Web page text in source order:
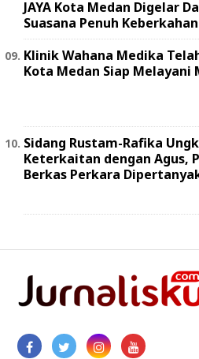
JAYA Kota Medan Digelar
Suasana Penuh Keberkahan
Klinik Wahana Medika
Kota Medan Siap Melayani
Sidang Rustam-Rafika
Keterkaitan dengan Agus,
Berkas Perkara